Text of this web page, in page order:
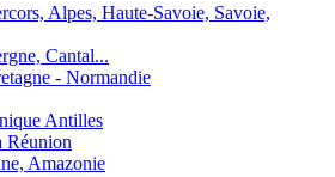
Alpes, Haute-Savoie, Savoie,
Cantal...
- Normandie
Antilles
Réunion
Amazonie